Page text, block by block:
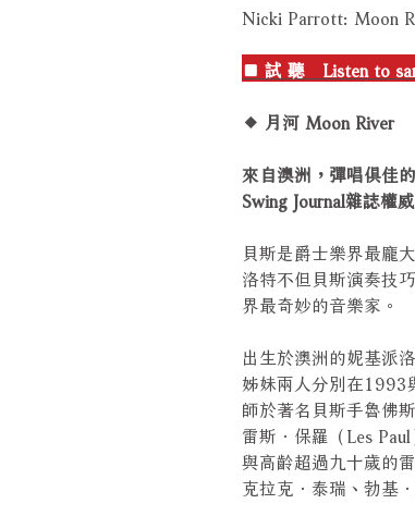
Nicki Parrott: Moon
■ 試 聽 Listen to
◆ 月河 Moon River
來自澳洲，彈唱俱佳
Swing Journal雜誌權
貝斯是爵士樂界最龐
洛特不但貝斯演奏技
界最奇妙的音樂家。
出生於澳洲的妮基派
姊妹兩人分別在1993
師於著名貝斯手魯佛
雷斯．保羅（Les
與高齡超過九十歲的
克拉克．泰瑞、勃基